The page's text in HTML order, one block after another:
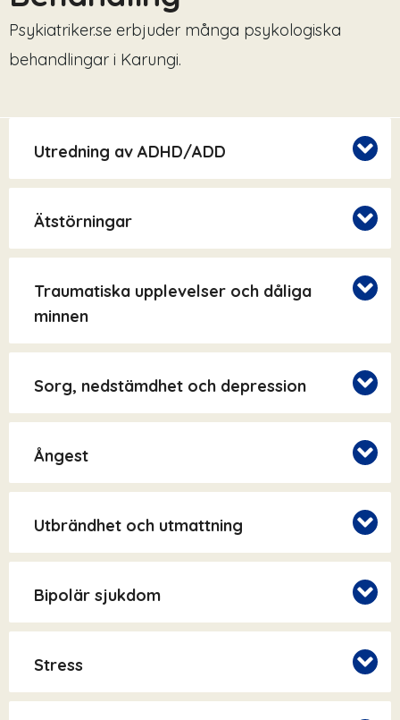
Psykiatriker.se erbjuder många psykologiska
behandlingar i Karungi.
Utredning av ADHD/ADD
Ätstörningar
Traumatiska upplevelser och dåliga
minnen
Sorg, nedstämdhet och depression
Ångest
Utbrändhet och utmattning
Bipolär sjukdom
Stress